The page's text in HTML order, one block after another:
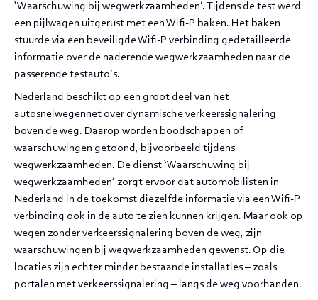
‘Waarschuwing bij wegwerkzaamheden’. Tijdens de test werd
een pijlwagen uitgerust met een Wifi-P baken. Het baken
stuurde via een beveiligde Wifi-P verbinding gedetailleerde
informatie over de naderende wegwerkzaamheden naar de
passerende testauto’s.
Nederland beschikt op een groot deel van het
autosnelwegennet over dynamische verkeerssignalering
boven de weg. Daarop worden boodschappen of
waarschuwingen getoond, bijvoorbeeld tijdens
wegwerkzaamheden. De dienst ‘Waarschuwing bij
wegwerkzaamheden’ zorgt ervoor dat automobilisten in
Nederland in de toekomst diezelfde informatie via een Wifi-P
verbinding ook in de auto te zien kunnen krijgen. Maar ook op
wegen zonder verkeerssignalering boven de weg, zijn
waarschuwingen bij wegwerkzaamheden gewenst. Op die
locaties zijn echter minder bestaande installaties – zoals
portalen met verkeerssignalering – langs de weg voorhanden.